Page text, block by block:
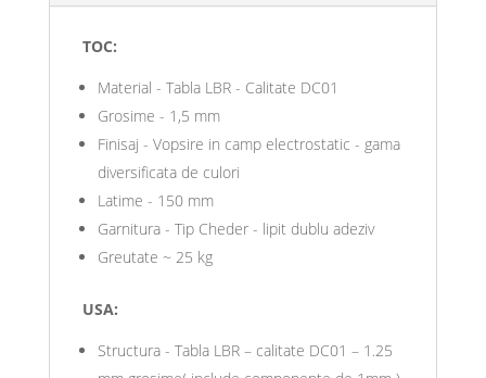
TOC:
Material - Tabla LBR - Calitate DC01
Grosime - 1,5 mm
Finisaj - Vopsire in camp electrostatic - gama
diversificata de culori
Latime - 150 mm
Garnitura - Tip Cheder - lipit dublu adeziv
Greutate ~ 25 kg
USA:
Structura - Tabla LBR – calitate DC01 – 1.25